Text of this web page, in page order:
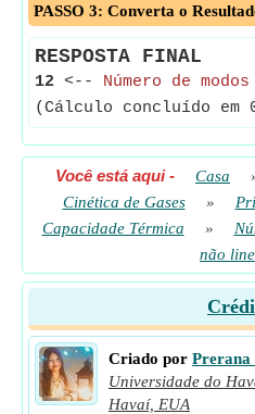
PASSO 3: Converta o
RESPOSTA FINAL
12 <-- Número de
(Cálculo concluído em
Você está aqui- Casa
Cinética de Gases
»
Capacidade Térmica
»
não
Criado por Prerana
Universidade do
Havaí, EUA